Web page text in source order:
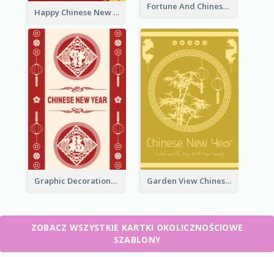
Fortune And Chinese New Year Greeting Card
Happy Chinese New Year Greeting Card With Circle illustrations
Graphic Decorations Chinese New Year Greeting Card Garden View Chinese New Year Greeting Card
ZOBACZ WSZYSTKIE KARTKI OKOLICZNOŚCIOWE
SZABLONY